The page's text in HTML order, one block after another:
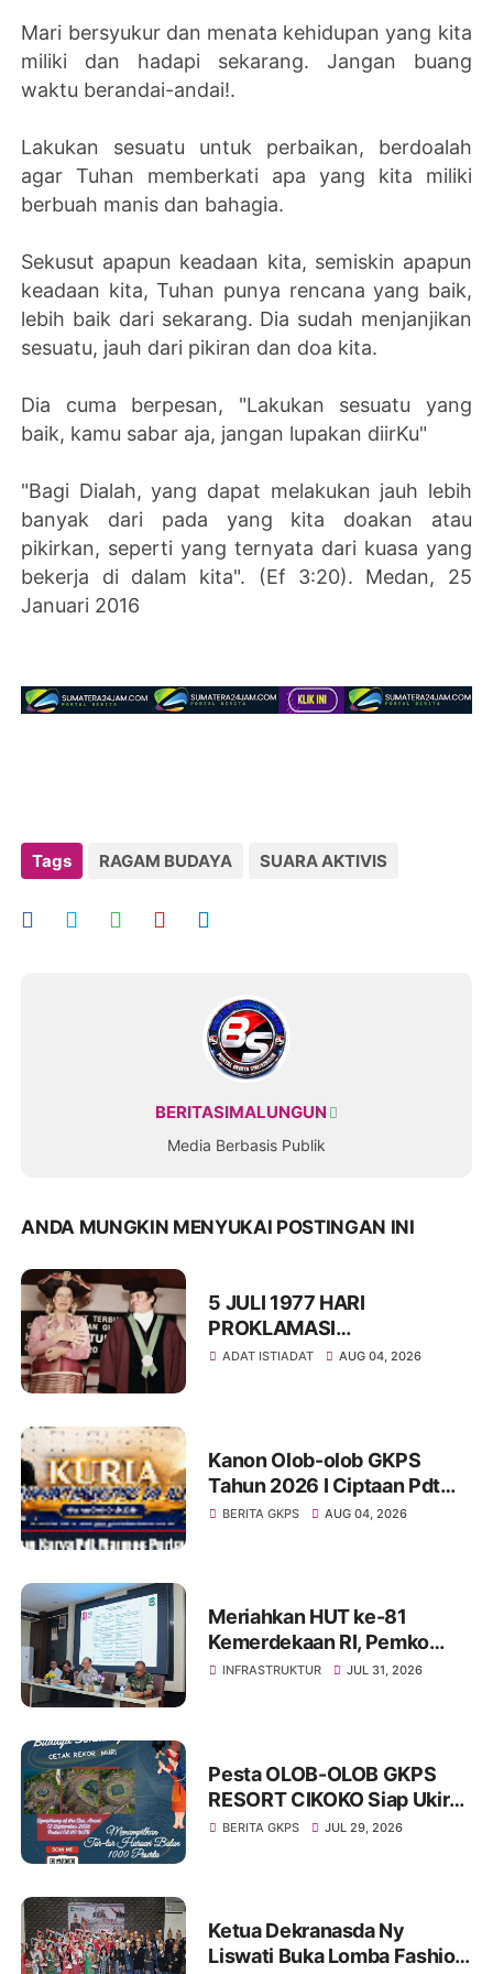
Mari bersyukur dan menata kehidupan yang kita
miliki dan hadapi sekarang. Jangan buang
waktu berandai-andai!.
Lakukan sesuatu untuk perbaikan, berdoalah
agar Tuhan memberkati apa yang kita miliki
berbuah manis dan bahagia.
Sekusut apapun keadaan kita, semiskin apapun
keadaan kita, Tuhan punya rencana yang baik,
lebih baik dari sekarang. Dia sudah menjanjikan
sesuatu, jauh dari pikiran dan doa kita.
Dia cuma berpesan, "Lakukan sesuatu yang
baik, kamu sabar aja, jangan lupakan diirKu"
"Bagi Dialah, yang dapat melakukan jauh lebih
banyak dari pada yang kita doakan atau
pikirkan, seperti yang ternyata dari kuasa yang
bekerja di dalam kita". (Ef 3:20). Medan, 25
Januari 2016
Tags RAGAM BUDAYA SUARA AKTIVIS
BERITASIMALUNGUN
Media Berbasis Publik
ANDA MUNGKIN MENYUKAI POSTINGAN INI
5 JULI 1977 HARI
PROKLAMASI
KEMERDEKAAN BAHASA
ADAT ISTIADAT AUG 04, 2026
Kanon Olob-olob GKPS
Tahun 2026 I Ciptaan Pdt
Mannes Purba I Kuria
BERITA GKPS AUG 04, 2026
Meriahkan HUT ke-81
Kemerdekaan RI, Pemko
Pematangsiantar
INFRASTRUKTUR JUL 31, 2026
Pesta OLOB-OLOB GKPS
RESORT CIKOKO Siap Ukir
Rekor MURI Lewat Tarian
BERITA GKPS JUL 29, 2026
Ketua Dekranasda Ny
Liswati Buka Lomba Fashion